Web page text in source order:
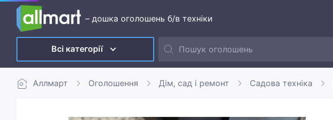
– дошка оголошень б/в техніки
Всі категорії
Аллмарт Оголошення Дім, сад і ремонт Садова техніка